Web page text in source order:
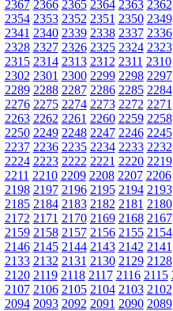
2367 2366 2365 2364 2363 2362
2354 2353 2352 2351 2350 2349
2341 2340 2339 2338 2337 2336
2328 2327 2326 2325 2324 2323
2315 2314 2313 2312 2311 2310
2302 2301 2300 2299 2298 2297
2289 2288 2287 2286 2285 2284
2276 2275 2274 2273 2272 2271
2263 2262 2261 2260 2259 2258
2250 2249 2248 2247 2246 2245
2237 2236 2235 2234 2233 2232
2224 2223 2222 2221 2220 2219
2211 2210 2209 2208 2207 2206
2198 2197 2196 2195 2194 2193
2185 2184 2183 2182 2181 2180
2172 2171 2170 2169 2168 2167
2159 2158 2157 2156 2155 2154
2146 2145 2144 2143 2142 2141
2133 2132 2131 2130 2129 2128
2120 2119 2118 2117 2116 2115
2107 2106 2105 2104 2103 2102
2094 2093 2092 2091 2090 2089